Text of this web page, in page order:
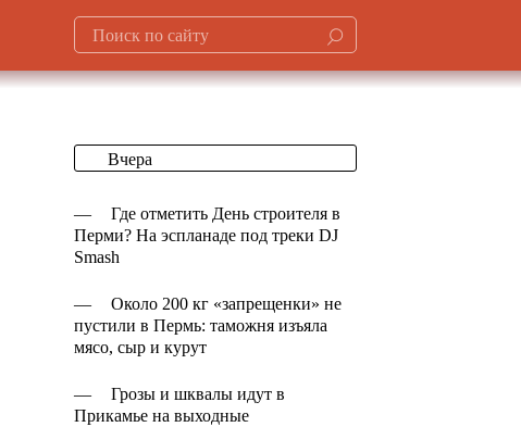
Вчера
—
Где отметить День строителя в
Перми? На эспланаде под треки DJ
Smash
—
Около 200 кг «запрещенки» не
пустили в Пермь: таможня изъяла
мясо, сыр и курут
—
Грозы и шквалы идут в
Прикамье на выходные